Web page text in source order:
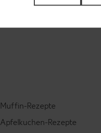
Muffin-Rezepte
Apfelkuchen-Rezepte